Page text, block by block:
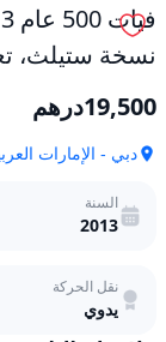
نسخة ستيلث،
19,500درهم
دبي - الإمارات
السنة
2013
نقل الحركة
يدوي